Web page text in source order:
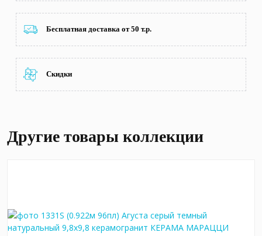
Бесплатная доставка от 50 т.р.
Скидки
Другие товары коллекции